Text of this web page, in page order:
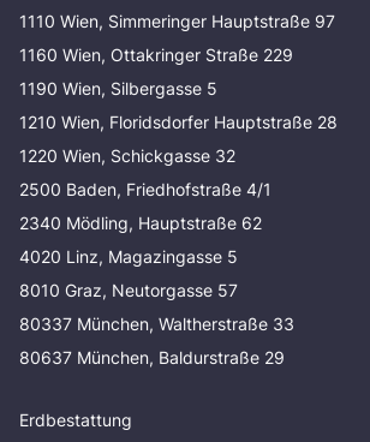
1110 Wien, Simmeringer Hauptstraße 97
1160 Wien, Ottakringer Straße 229
1190 Wien, Silbergasse 5
1210 Wien, Floridsdorfer Hauptstraße 28
1220 Wien, Schickgasse 32
2500 Baden, Friedhofstraße 4/1
2340 Mödling, Hauptstraße 62
4020 Linz, Magazingasse 5
8010 Graz, Neutorgasse 57
80337 München, Waltherstraße 33
80637 München, Baldurstraße 29
Erdbestattung